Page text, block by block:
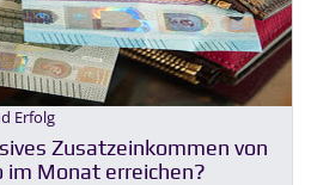
Erfolg
Zusatzeinkommen von
im Monat erreichen?